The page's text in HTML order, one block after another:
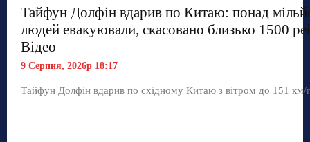
Тайфун Долфін вдарив по Китаю: понад
людей евакуювали, скасовано близько 1500
Відео
9 Серпня, 2026р 18:17
Тайфун Долфін вдарив по східному Китаю з вітром до 151 км/